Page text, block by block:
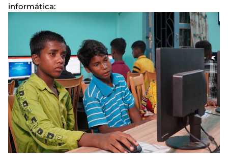
informática: